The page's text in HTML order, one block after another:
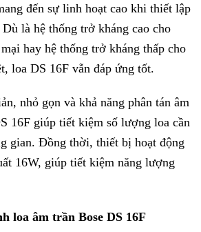
đến sự linh hoạt cao khi thiết lập
là hệ thống trở kháng cao cho
hay hệ thống trở kháng thấp cho
loa DS 16F vẫn đáp ứng tốt.
nhỏ gọn và khả năng phân tán âm
16F giúp tiết kiệm số lượng loa cần
gian. Đồng thời, thiết bị hoạt động
16W, giúp tiết kiệm năng lượng
loa âm trần Bose DS 16F